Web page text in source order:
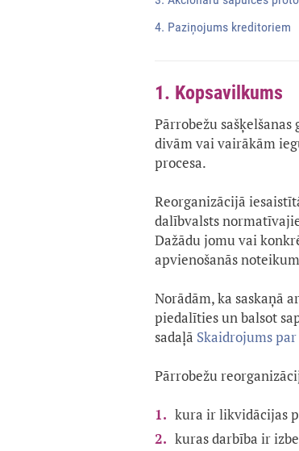
4. Paziņojums kreditoriem
1. Kopsavilkums
Pārrobežu
divām vai vairākām
procesa.
Reorganizācijā
dalībvalsts
Dažādu jomu vai
apvienošanās
Norādām, ka saskaņā
piedalīties un balsot
sadaļā Skaidrojums
Pārrobežu
kura ir likvidācijas
kuras darbība ir